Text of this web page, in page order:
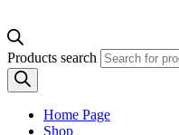
Products search
Home Page
Shop